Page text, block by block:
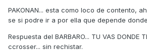
PAKONAN... esta como loco de contento,
se si podre ir a por ella que depende
Respuesta del BARBARO... TU VAS DONDE
ccrosser... sin rechistar.